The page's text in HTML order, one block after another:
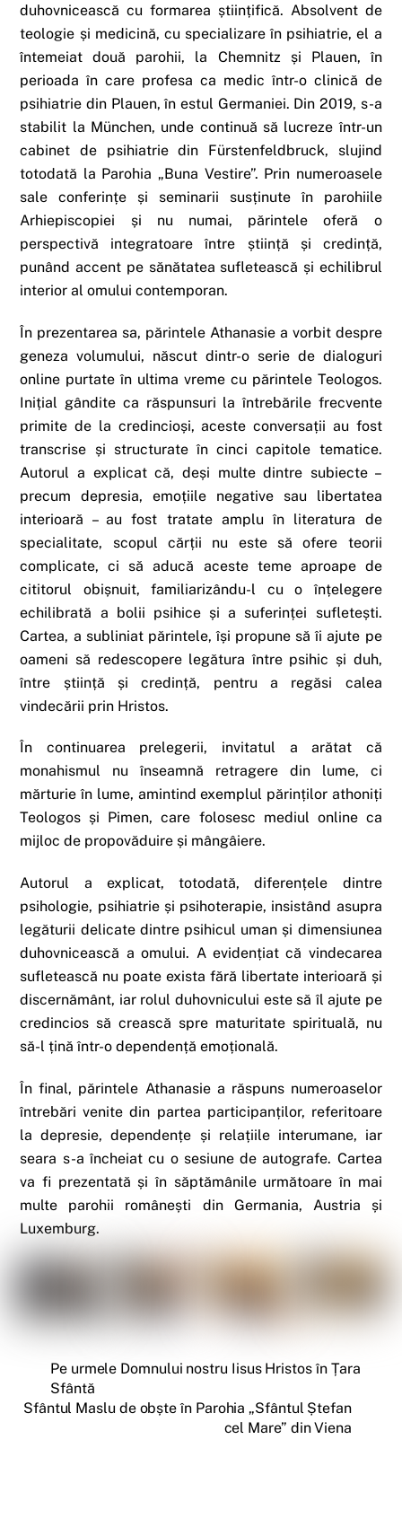
duhovnicească cu formarea științifică. Absolvent de
teologie și medicină, cu specializare în psihiatrie, el a
întemeiat două parohii, la Chemnitz și Plauen, în
perioada în care profesa ca medic într-o clinică de
psihiatrie din Plauen, în estul Germaniei. Din 2019, s-a
stabilit la München, unde continuă să lucreze într-un
cabinet de psihiatrie din Fürstenfeldbruck, slujind
totodată la Parohia „Buna Vestire”. Prin numeroasele
sale conferințe și seminarii susținute în parohiile
Arhiepiscopiei și nu numai, părintele oferă o
perspectivă integratoare între știință și credință,
punând accent pe sănătatea sufletească și echilibrul
interior al omului contemporan.
În prezentarea sa, părintele Athanasie a vorbit despre
geneza volumului, născut dintr-o serie de dialoguri
online purtate în ultima vreme cu părintele Teologos.
Inițial gândite ca răspunsuri la întrebările frecvente
primite de la credincioși, aceste conversații au fost
transcrise și structurate în cinci capitole tematice.
Autorul a explicat că, deși multe dintre subiecte –
precum depresia, emoțiile negative sau libertatea
interioară – au fost tratate amplu în literatura de
specialitate, scopul cărții nu este să ofere teorii
complicate, ci să aducă aceste teme aproape de
cititorul obișnuit, familiarizându-l cu o înțelegere
echilibrată a bolii psihice și a suferinței sufletești.
Cartea, a subliniat părintele, își propune să îi ajute pe
oameni să redescopere legătura între psihic și duh,
între știință și credință, pentru a regăsi calea
vindecării prin Hristos.
În continuarea prelegerii, invitatul a arătat că
monahismul nu înseamnă retragere din lume, ci
mărturie în lume, amintind exemplul părinților athoniți
Teologos și Pimen, care folosesc mediul online ca
mijloc de propovăduire și mângâiere.
Autorul a explicat, totodată, diferențele dintre
psihologie, psihiatrie și psihoterapie, insistând asupra
legăturii delicate dintre psihicul uman și dimensiunea
duhovnicească a omului. A evidențiat că vindecarea
sufletească nu poate exista fără libertate interioară și
discernământ, iar rolul duhovnicului este să îl ajute pe
credincios să crească spre maturitate spirituală, nu
să-l țină într-o dependență emoțională.
În final, părintele Athanasie a răspuns numeroaselor
întrebări venite din partea participanților, referitoare
la depresie, dependențe și relațiile interumane, iar
seara s-a încheiat cu o sesiune de autografe. Cartea
va fi prezentată și în săptămânile următoare în mai
multe parohii românești din Germania, Austria și
Luxemburg.
Pe urmele Domnului nostru Iisus Hristos în Țara
Sfântă
Sfântul Maslu de obște în Parohia „Sfântul Ștefan
cel Mare” din Viena